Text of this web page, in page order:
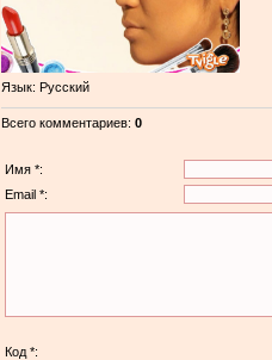
Язык: Русский
Всего комментариев: 0
Имя *:
Email *:
Код *: